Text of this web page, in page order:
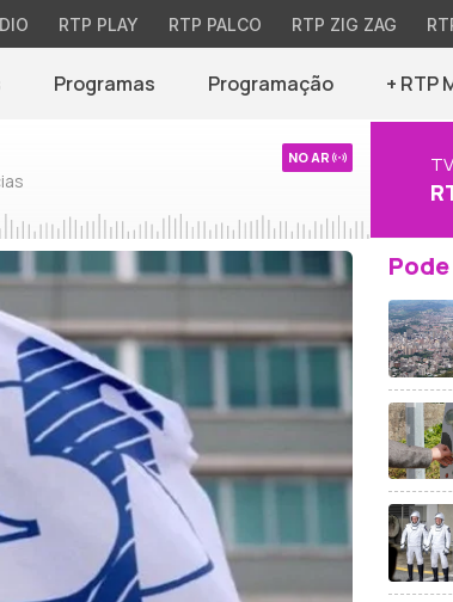
RTP PLAY RTP PALCO RTP ZIG ZAG
Programas Programação + RTP
NO AR TV